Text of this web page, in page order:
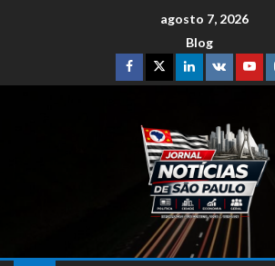
agosto 7, 2026
Blog